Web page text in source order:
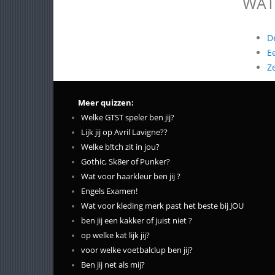
Meer quizzen:
Welke GTST speler ben jij?
Lijk jij op Avril Lavigne??
Welke b!tch zit in jou?
Gothic, Sk8er of Punker?
Wat voor haarkleur ben jij ?
Engels Examen!
Wat voor kleding merk past het beste bij JOU
ben jij een kakker of juist niet ?
op welke kat lijk jij?
voor welke voetbalclup ben jij?
Ben jij net als mij?